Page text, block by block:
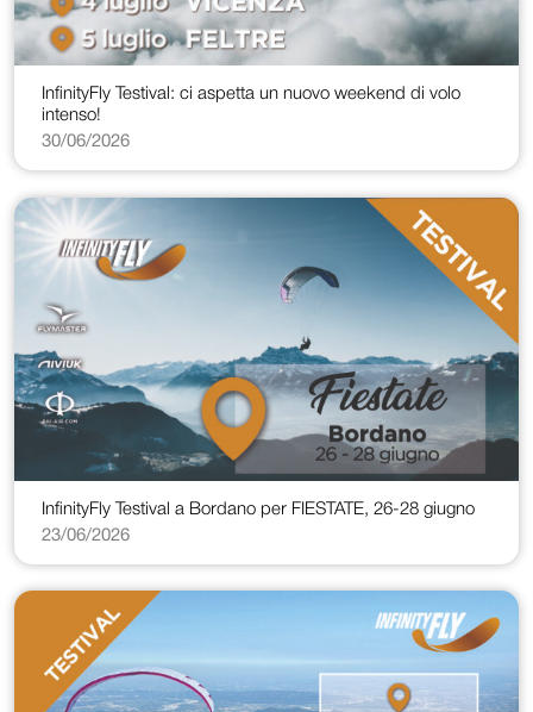
InfinityFly Testival: ci aspetta un nuovo weekend di volo
intenso!
30/06/2026
InfinityFly Testival a Bordano per FIESTATE, 26-28 giugno
23/06/2026